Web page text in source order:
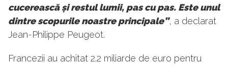
cucerească și restul lumii, pas cu pas. Este unul
dintre scopurile noastre principale”, a declarat
Jean-Philippe Peugeot.
Francezii au achitat 2.2 miliarde de euro pentru